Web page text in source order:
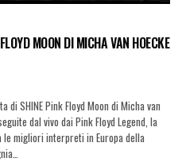
MOON DI MICHA VAN HOECKE
SHINE Pink Floyd Moon di Micha van
dal vivo dai Pink Floyd Legend, la
migliori interpreti in Europa della